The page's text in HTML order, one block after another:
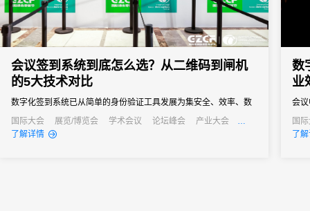
会议签到系统到底怎么选？从二维码到闸机
的5大技术对比
数字化签到系统已从简单的身份验证工具发展为集安全、效率、数
据分析于一体的综合解决方案。
国际大会 展览/博览会 学术会议 论坛峰会
产业大会
公关活动
招商会
了解详情
数
业
会
亡
国
了